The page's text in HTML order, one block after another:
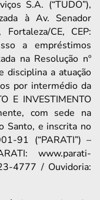
S.A. (“TUDO”),
à Av. Senador
CE, CEP:
a empréstimos
na Resolução nº
a atuação
por intermédio da
E INVESTIMENTO
com sede na
Santo, e inscrita no
91 (“PARATI”) –
www.parati-
4777 / Ouvidoria: